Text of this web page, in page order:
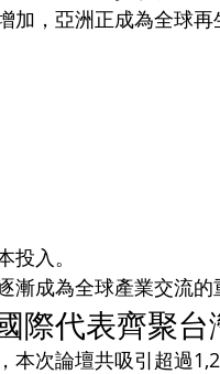
加，亞洲正成為全球
投入。
漸成為全球產業交流
際代表齊聚台
本次論壇共吸引超過